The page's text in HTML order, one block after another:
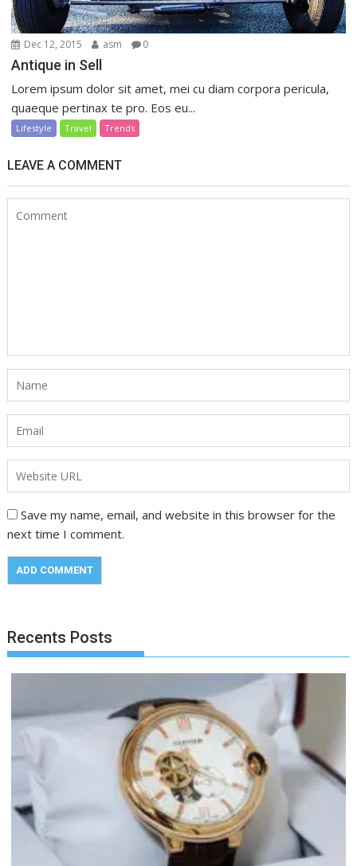
Dec 12, 2015 asm 0
Antique in Sell
Lorem ipsum dolor sit amet, mei cu diam corpora pericula,
quaeque pertinax te pro. Eos eu...
Lifestyle Travel Trends
LEAVE A COMMENT
Save my name, email, and website in this browser for the
next time I comment.
Recents Posts